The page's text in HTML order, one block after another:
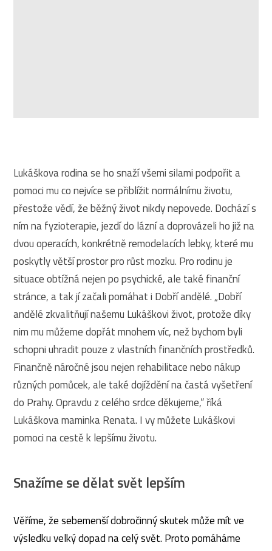
Lukáškova rodina se ho snaží všemi silami podpořit a
pomoci mu co nejvíce se přiblížit normálnímu životu,
přestože vědí, že běžný život nikdy nepovede. Dochází s
ním na fyzioterapie, jezdí do lázní a doprovázeli ho již na
dvou operacích, konkrétně remodelacích lebky, které mu
poskytly větší prostor pro růst mozku. Pro rodinu je
situace obtížná nejen po psychické, ale také finanční
stránce, a tak jí začali pomáhat i Dobří andělé. „Dobří
andělé zkvalitňují našemu Lukáškovi život, protože díky
nim mu můžeme dopřát mnohem víc, než bychom byli
schopni uhradit pouze z vlastních finančních prostředků.
Finančně náročné jsou nejen rehabilitace nebo nákup
různých pomůcek, ale také dojíždění na častá vyšetření
do Prahy. Opravdu z celého srdce děkujeme,“ říká
Lukáškova maminka Renata. I vy můžete Lukáškovi
pomoci na cestě k lepšímu životu.
Snažíme se dělat svět lepším
Věříme, že sebemenší dobročinný skutek může mít ve
výsledku velký dopad na celý svět. Proto pomáháme